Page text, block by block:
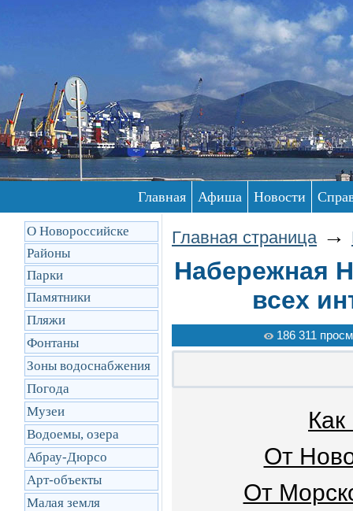
Главная Афиша Новости
О Новороссийске
Районы
Парки
Памятники
Пляжи
Фонтаны
Зоны водоснабжения
Погода
Музеи
Водоемы, озера
Абрау-Дюрсо
Арт-объекты
Малая земля
Главная страница →
Набережная
всех
186 311
От
От